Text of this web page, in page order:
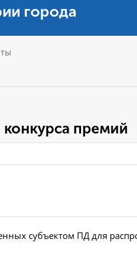
города
премий
субъектом ПД для